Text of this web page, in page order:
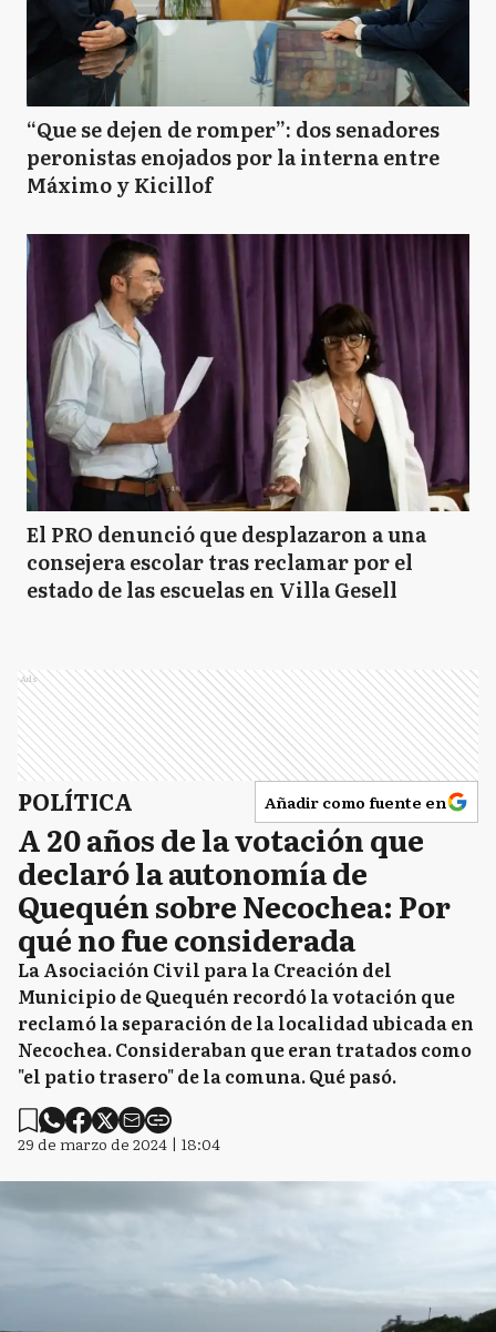
“Que se dejen de romper”: dos senadores
peronistas enojados por la interna entre
Máximo y Kicillof
El PRO denunció que desplazaron a una
consejera escolar tras reclamar por el
estado de las escuelas en Villa Gesell
Ads
POLÍTICA Añadir como fuente en
A 20 años de la votación que
declaró la autonomía de
Quequén sobre Necochea: Por
qué no fue considerada
La Asociación Civil para la Creación del
Municipio de Quequén recordó la votación que
reclamó la separación de la localidad ubicada en
Necochea. Consideraban que eran tratados como
"el patio trasero" de la comuna. Qué pasó.
29 de marzo de 2024 | 18:04